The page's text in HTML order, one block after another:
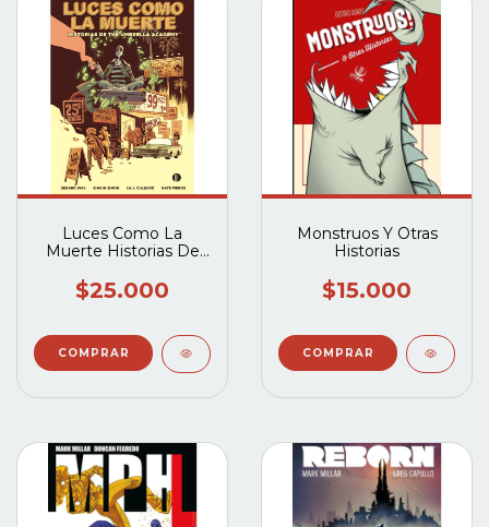
Luces Como La
Muerte Historias De
Academy
$25.000
Monstruos Y Otras
Historias
$15.000